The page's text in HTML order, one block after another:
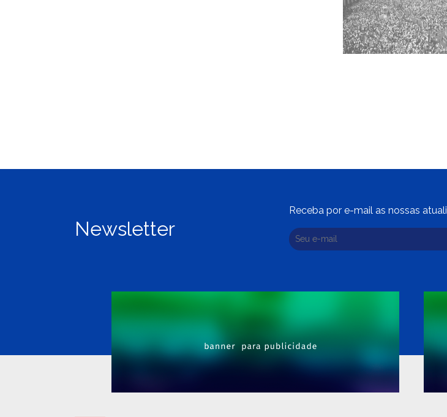
Newsletter
Receba por e-mail as nossas